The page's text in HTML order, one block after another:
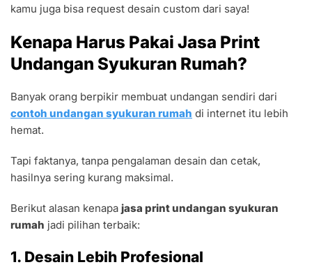
kamu juga bisa request desain custom dari saya!
Kenapa Harus Pakai Jasa Print
Undangan Syukuran Rumah?
Banyak orang berpikir membuat undangan sendiri dari
contoh undangan syukuran rumah di internet itu lebih
hemat.
Tapi faktanya, tanpa pengalaman desain dan cetak,
hasilnya sering kurang maksimal.
Berikut alasan kenapa jasa print undangan syukuran
rumah jadi pilihan terbaik:
1. Desain Lebih Profesional